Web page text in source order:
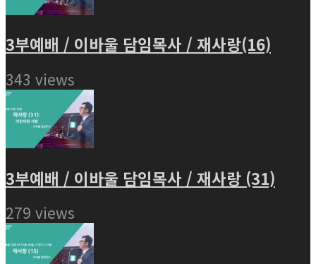
3부예배 / 이바울 담임목사 / 재사랑(16)
343 views
3부예배 / 이바울 담임목사 / 재사랑 (31)
279 views